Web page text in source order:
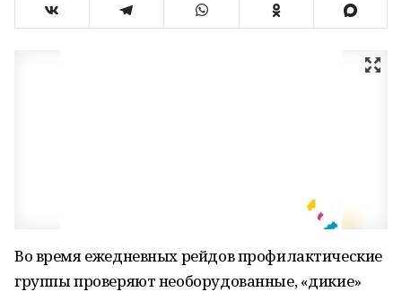
Во время ежедневных рейдов профилактические
группы проверяют необорудованные, «дикие»